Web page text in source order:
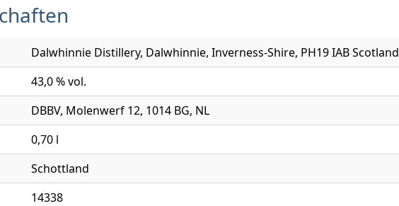
Dalwhinnie Distillery, Dalwhinnie, Inverness-Shire, PH19 IAB Scotland
43,0 % vol.
DBBV, Molenwerf 12, 1014 BG, NL
0,70 l
Schottland
14338